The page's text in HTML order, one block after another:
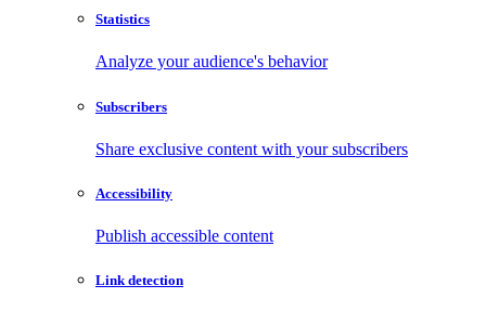
Statistics
Analyze your audience's behavior
Subscribers
Share exclusive content with your subscribers
Accessibility
Publish accessible content
Link detection